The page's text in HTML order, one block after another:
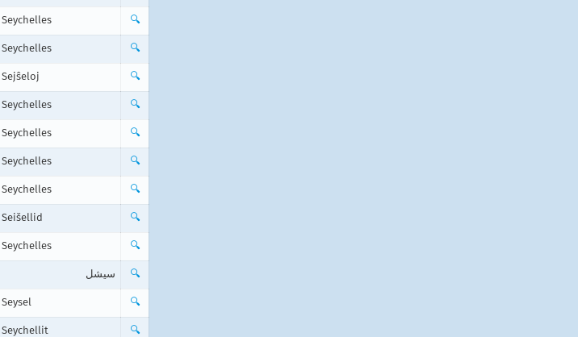
Seychelles 🔍
Seychelles 🔍
Sejŝeloj 🔍
Seychelles 🔍
Seychelles 🔍
Seychelles 🔍
Seychelles 🔍
Seišellid 🔍
Seychelles 🔍
سیشل 🔍
Seysel 🔍
Seychellit 🔍